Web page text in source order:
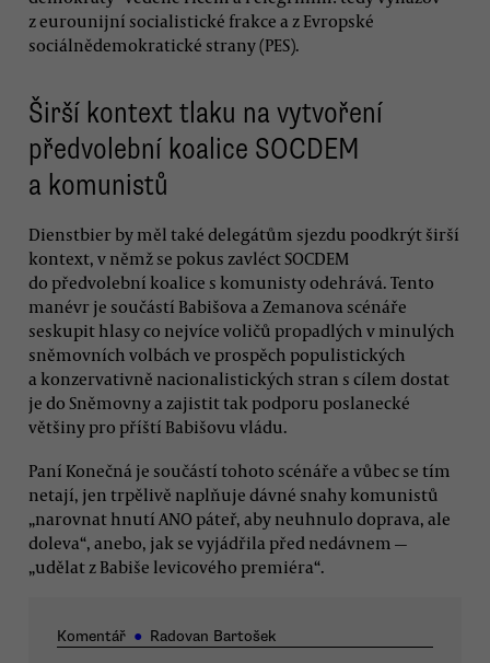
z eurounijní socialistické frakce a z Evropské
sociálnědemokratické strany (PES).
Širší kontext tlaku na vytvoření
předvolební koalice SOCDEM
a komunistů
Dienstbier by měl také delegátům sjezdu poodkrýt širší
kontext, v němž se pokus zavléct SOCDEM
do předvolební koalice s komunisty odehrává. Tento
manévr je součástí Babišova a Zemanova scénáře
seskupit hlasy co nejvíce voličů propadlých v minulých
sněmovních volbách ve prospěch populistických
a konzervativně nacionalistických stran s cílem dostat
je do Sněmovny a zajistit tak podporu poslanecké
většiny pro příští Babišovu vládu.
Paní Konečná je součástí tohoto scénáře a vůbec se tím
netají, jen trpělivě naplňuje dávné snahy komunistů
„narovnat hnutí ANO páteř, aby neuhnulo doprava, ale
doleva“, anebo, jak se vyjádřila před nedávnem —
„udělat z Babiše levicového premiéra“.
Komentář ● Radovan Bartošek